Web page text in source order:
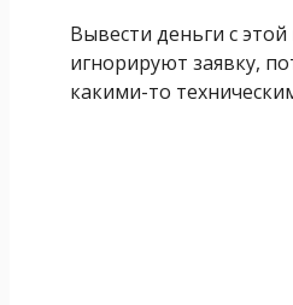
Вывести деньги с
игнорируют заявку,
какими-то